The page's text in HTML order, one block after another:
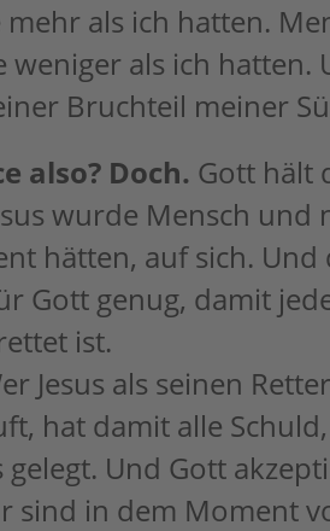
als ich hatten.
weniger als ich hatten.
Bruchteil meiner
also? Doch. Gott hält
wurde Mensch und
hätten, auf sich. Und
Gott genug, damit
ist.
Jesus als seinen
hat damit alle
gelegt. Und Gott
sind in dem Moment